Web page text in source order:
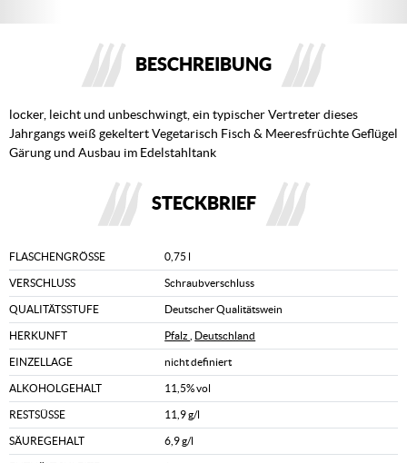
BESCHREIBUNG
locker, leicht und unbeschwingt, ein typischer Vertreter dieses
Jahrgangs weiß gekeltert Vegetarisch Fisch & Meeresfrüchte Geflügel
Gärung und Ausbau im Edelstahltank
STECKBRIEF
FLASCHENGRÖSSE 0,75 l
VERSCHLUSS Schraubverschluss
QUALITÄTSSTUFE Deutscher Qualitätswein
HERKUNFT Pfalz Deutschland
EINZELLAGE nicht definiert
ALKOHOLGEHALT 11,5% vol
RESTSÜSSE 11,9 g/l
SÄUREGEHALT 6,9 g/l